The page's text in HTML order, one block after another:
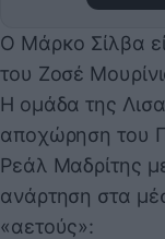
Ο Μάρκο Σίλβα
του Ζοσέ
Η ομάδα της
αποχώρηση του
Ρεάλ Μαδρίτης
ανάρτηση στα
«αετούς»: